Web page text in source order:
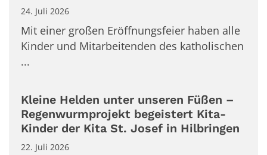
24. Juli 2026
Mit einer großen Eröffnungsfeier haben alle
Kinder und Mitarbeitenden des katholischen
...
Kleine Helden unter unseren Füßen –
Regenwurmprojekt begeistert Kita-
Kinder der Kita St. Josef in Hilbringen
22. Juli 2026